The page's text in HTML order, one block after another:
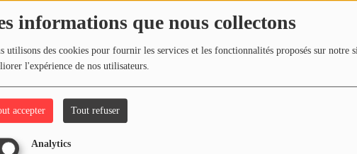
informations que nous collectons
utilisons des cookies pour fournir les services et les fonctionnalités proposés sur notre
l'expérience de nos utilisateurs.
accepter Tout refuser
Analytics
Chasse aux œufs solidaire à Annecy : rires et
09 avril 2026 - 16:00
replay !